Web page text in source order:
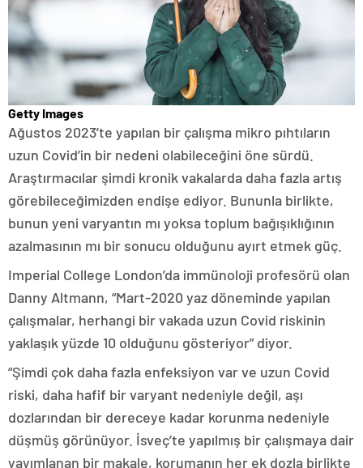
Getty Images
Ağustos 2023’te yapılan bir çalışma mikro pıhtıların
uzun Covid’in bir nedeni olabileceğini öne sürdü.
Araştırmacılar şimdi kronik vakalarda daha fazla artış
görebileceğimizden endişe ediyor. Bununla birlikte,
bunun yeni varyantın mı yoksa toplum bağışıklığının
azalmasının mı bir sonucu olduğunu ayırt etmek güç.
Imperial College London’da immünoloji profesörü olan
Danny Altmann, “Mart-2020 yaz döneminde yapılan
çalışmalar, herhangi bir vakada uzun Covid riskinin
yaklaşık yüzde 10 olduğunu gösteriyor” diyor.
“Şimdi çok daha fazla enfeksiyon var ve uzun Covid
riski, daha hafif bir varyant nedeniyle değil, aşı
dozlarından bir dereceye kadar korunma nedeniyle
düşmüş görünüyor. İsveç’te yapılmış bir çalışmaya dair
yayımlanan bir makale, korumanın her ek dozla birlikte